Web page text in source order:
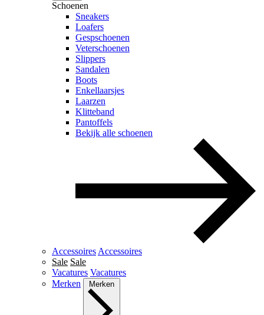
Schoenen
Sneakers
Loafers
Gespschoenen
Veterschoenen
Slippers
Sandalen
Boots
Enkellaarsjes
Laarzen
Klitteband
Pantoffels
Bekijk alle schoenen
Accessoires Accessoires
Sale Sale
Vacatures Vacatures
Merken
Merken